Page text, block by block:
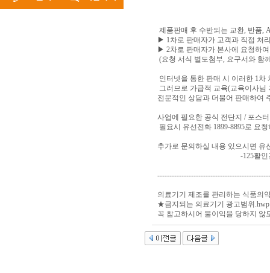
제품판매 후 수반되는 교환, 반품,
▶ 1차로 판매자가 고객과 직접 처
▶ 2차로 판매자가 본사에 요청하
(요청 서식 별도첨부, 요구서와 함
인터넷을 통한 판매 시 이러한 1
그러므로 가급적 교육(교육이사
전문적인 상담과 더불어 판매하여
사업에 필요한 공식 전단지 / 포스
필요시 유선전화 1899-8895로 요
추가로 문의하실 내용 있으시면 유
-125활인건강(주) 경
의료기기 제조를 관리하는 식품의
★금지되는 의료기기 광고범위
꼭 참고하시어 불이익을 당하지 않